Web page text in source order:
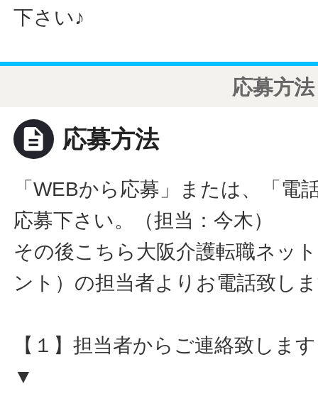
下さい♪
応募方法
description 応募方法
「WEBから応募」または、「電
応募下さい。（担当：今木）
その後こちら大阪介護転職ネッ
ント）の担当者よりお電話致し
【１】担当者からご連絡致します
▼